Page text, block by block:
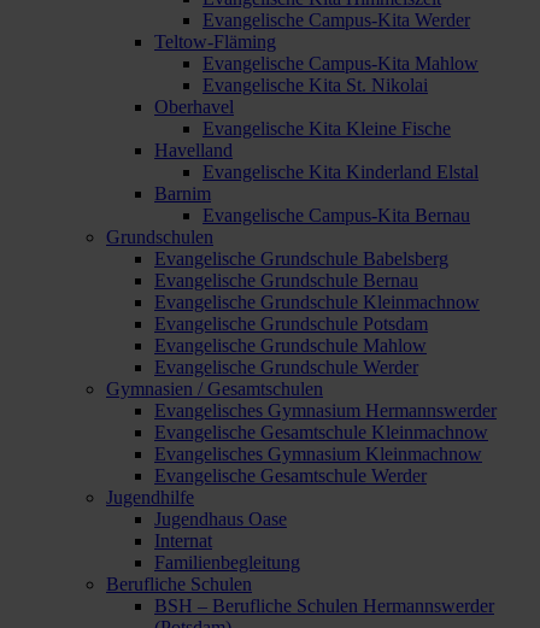
Evangelische Campus-Kita Werder
Teltow-Fläming
Evangelische Campus-Kita Mahlow
Evangelische Kita St. Nikolai
Oberhavel
Evangelische Kita Kleine Fische
Havelland
Evangelische Kita Kinderland Elstal
Barnim
Evangelische Campus-Kita Bernau
Grundschulen
Evangelische Grundschule Babelsberg
Evangelische Grundschule Bernau
Evangelische Grundschule Kleinmachnow
Evangelische Grundschule Potsdam
Evangelische Grundschule Mahlow
Evangelische Grundschule Werder
Gymnasien / Gesamtschulen
Evangelisches Gymnasium Hermannswerder
Evangelische Gesamtschule Kleinmachnow
Evangelisches Gymnasium Kleinmachnow
Evangelische Gesamtschule Werder
Jugendhilfe
Jugendhaus Oase
Internat
Familienbegleitung
Berufliche Schulen
BSH – Berufliche Schulen Hermannswerder